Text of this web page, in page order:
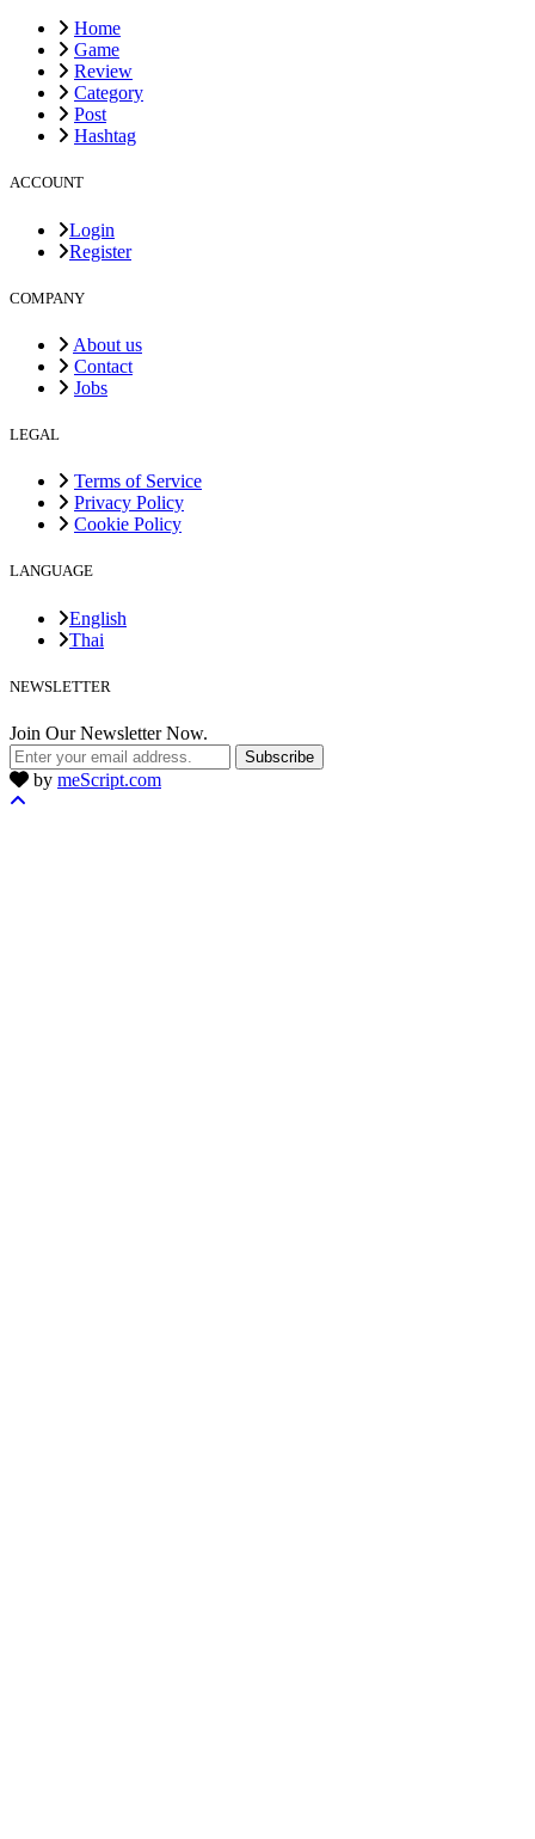
Home
Game
Review
Category
Post
Hashtag
ACCOUNT
Login
Register
COMPANY
About us
Contact
Jobs
LEGAL
Terms of Service
Privacy Policy
Cookie Policy
LANGUAGE
English
Thai
NEWSLETTER
Join Our Newsletter Now.
Subscribe
by meScript.com